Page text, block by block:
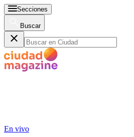
Secciones
Buscar
En vivo